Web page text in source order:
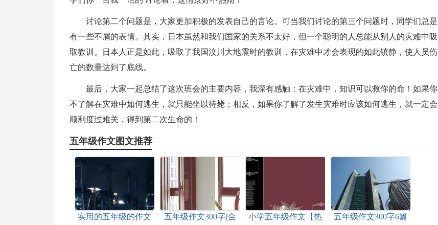
讨论第二个问题是，大家更加积极的发表自己的言论。可当我们讨论的第三个问题时，同学们总是
有一些不屑的表情。其实，日本虽然和我们国家的关系不太好，但一个聪明的人总能从别人的灾难中吸
取教训。日本人正是如此，吸取了我国汶川大地震时的教训，在灾难中才会表现的如此镇静，使人员伤
亡的数量达到了底线。
最后，大家一起总结了这次班会的主要内容，我深有感触：在灾难中，知识可以救你的命！如果你
不了解在灾难中如何逃生，就只能坐以待毙；相反，如果你了解了发生灾难时应该如何逃生，就一定会
顺利度过难关，得到第二次生命的！
五年级作文图文推荐
实用的五年级的作文
五年级作文300字(合
小学五年级作文【热
五年级作文300字6篇